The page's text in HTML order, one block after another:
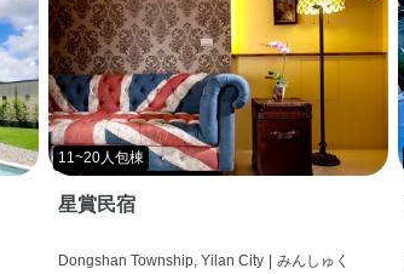
11~20人包棟
星賞民宿
Dongshan Township, Yilan City | みんしゅく